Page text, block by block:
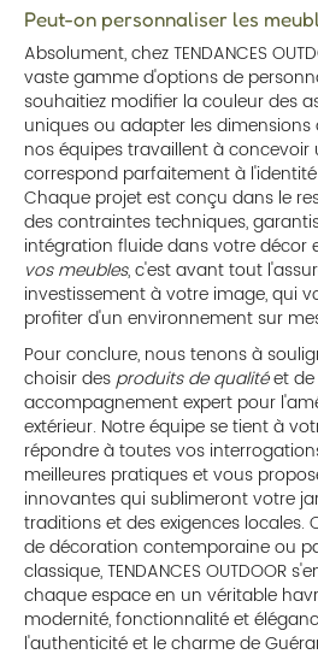
Peut-on personnaliser les
Absolument, chez TENDANCES
vaste gamme d'options de
souhaitiez modifier la couleur des
uniques ou adapter les
nos équipes travaillent à concevoir
correspond parfaitement à
Chaque projet est conçu dans le
des contraintes techniques,
intégration fluide dans votre décor
vos meubles, c'est avant tout
investissement à votre image, qui
profiter d'un environnement sur
Pour conclure, nous tenons à
choisir desproduits de qualitéet de
accompagnement expert pour
extérieur. Notre équipe se tient à
répondre à toutes vos
meilleures pratiques et vous
innovantes qui sublimeront votre
traditions et des exigences locales.
de décoration contemporaine ou
classique, TENDANCES OUTDOOR
chaque espace en un véritable
modernité, fonctionnalité et
l'authenticité et le charme de